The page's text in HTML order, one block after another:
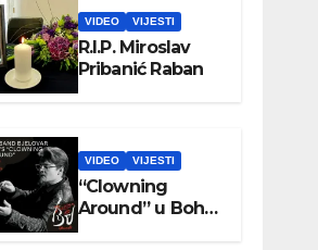
VIDEO VIJESTI
R.I.P. Miroslav
Pribanić Raban
VIDEO VIJESTI
“Clowning
Around” u Boho
parku